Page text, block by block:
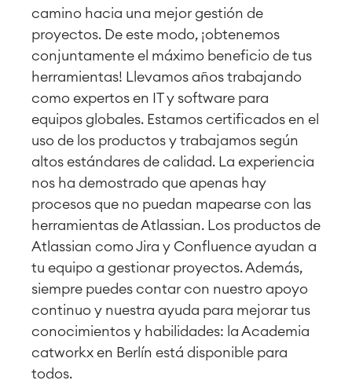
camino hacia una mejor gestión de
proyectos. De este modo, ¡obtenemos
conjuntamente el máximo beneficio de tus
herramientas! Llevamos años trabajando
como expertos en IT y software para
equipos globales. Estamos certificados en el
uso de los productos y trabajamos según
altos estándares de calidad. La experiencia
nos ha demostrado que apenas hay
procesos que no puedan mapearse con las
herramientas de Atlassian. Los productos de
Atlassian como Jira y Confluence ayudan a
tu equipo a gestionar proyectos. Además,
siempre puedes contar con nuestro apoyo
continuo y nuestra ayuda para mejorar tus
conocimientos y habilidades: la Academia
catworkx en Berlín está disponible para
todos.